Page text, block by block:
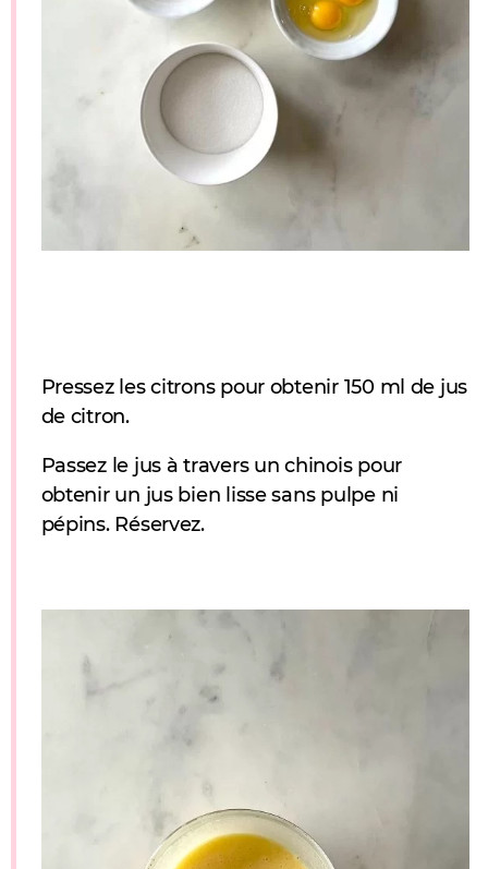
Pressez les citrons pour obtenir 150 ml de jus
de citron.
Passez le jus à travers un chinois pour
obtenir un jus bien lisse sans pulpe ni
pépins. Réservez.